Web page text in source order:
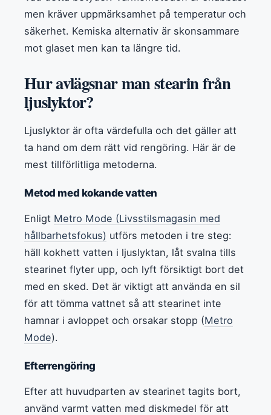
men kräver uppmärksamhet på temperatur och
säkerhet. Kemiska alternativ är skonsammare
mot glaset men kan ta längre tid.
Hur avlägsnar man stearin från
ljuslyktor?
Ljuslyktor är ofta värdefulla och det gäller att
ta hand om dem rätt vid rengöring. Här är de
mest tillförlitliga metoderna.
Metod med kokande vatten
Enligt Metro Mode (Livsstilsmagasin med
hållbarhetsfokus) utförs metoden i tre steg:
häll kokhett vatten i ljuslyktan, låt svalna tills
stearinet flyter upp, och lyft försiktigt bort det
med en sked. Det är viktigt att använda en sil
för att tömma vattnet så att stearinet inte
hamnar i avloppet och orsakar stopp (Metro
Mode).
Efterrengöring
Efter att huvudparten av stearinet tagits bort,
använd varmt vatten med diskmedel för att